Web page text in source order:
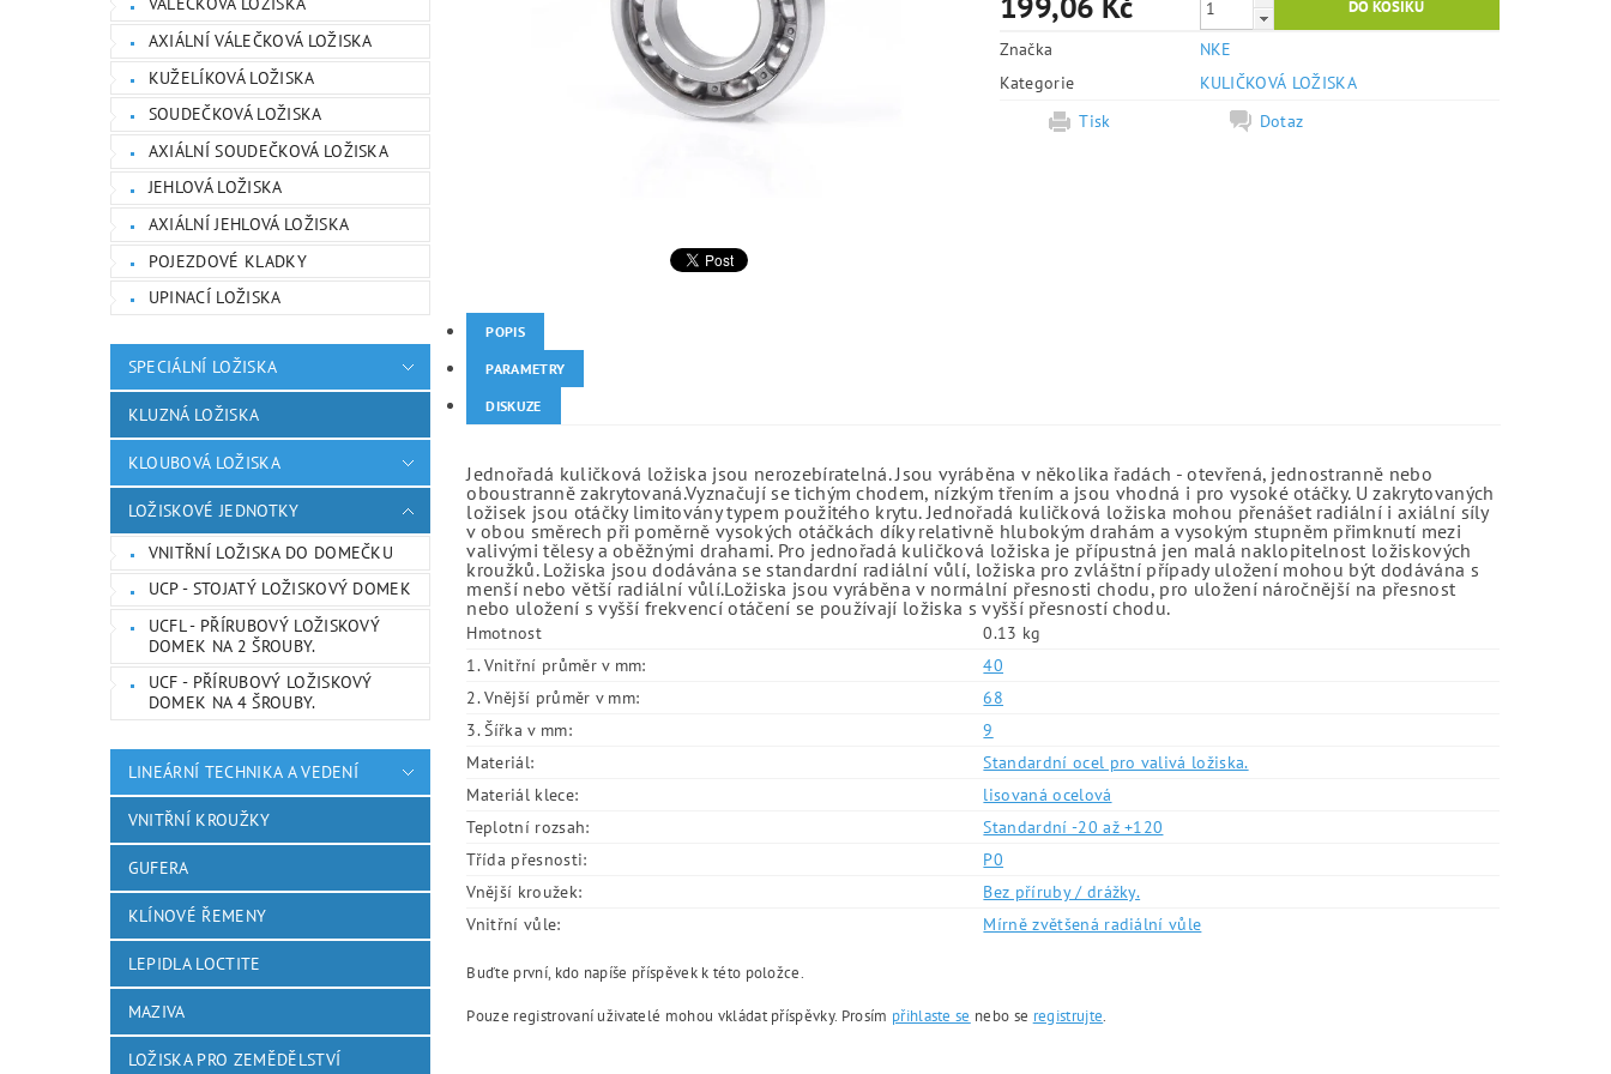
AXIÁLNÍ VÁLEČKOVÁ LOŽISKA
KUŽELÍKOVÁ LOŽISKA
SOUDEČKOVÁ LOŽISKA
AXIÁLNÍ SOUDEČKOVÁ LOŽISKA
JEHLOVÁ LOŽISKA
AXIÁLNÍ JEHLOVÁ LOŽISKA
POJEZDOVÉ KLADKY
UPINACÍ LOŽISKA
SPECIÁLNÍ LOŽISKA
KLUZNÁ LOŽISKA
KLOUBOVÁ LOŽISKA
LOŽISKOVÉ JEDNOTKY
VNITŘNÍ LOŽISKA DO DOMEČKU
UCP - STOJATÝ LOŽISKOVÝ DOMEK
UCFL - PŘÍRUBOVÝ LOŽISKOVÝ
DOMEK NA 2 ŠROUBY.
UCF - PŘÍRUBOVÝ LOŽISKOVÝ
DOMEK NA 4 ŠROUBY.
LINEÁRNÍ TECHNIKA A VEDENÍ
VNITŘNÍ KROUŽKY
GUFERA
KLÍNOVÉ ŘEMENY
LEPIDLA LOCTITE
MAZIVA
LOŽISKA PRO ZEMĚDĚLSTVÍ
Značka
NKE
Kategorie
KULIČKOVÁ LOŽISKA
Tisk
Dotaz
POPIS
PARAMETRY
DISKUZE
Jednořadá kuličková ložiska jsou nerozebíratelná. Jsou vyráběna v několika řadách - otevřená, jednostranně nebo
oboustranně zakrytovaná.Vyznačují se tichým chodem, nízkým třením a jsou vhodná i pro vysoké otáčky. U zakrytovaných
ložisek jsou otáčky limitovány typem použitého krytu. Jednořadá kuličková ložiska mohou přenášet radiální i axiální síly
v obou směrech při poměrně vysokých otáčkách díky relativně hlubokým drahám a vysokým stupněm přimknutí mezi
valivými tělesy a oběžnými drahami. Pro jednořadá kuličková ložiska je přípustná jen malá naklopitelnost ložiskových
kroužků. Ložiska jsou dodávána se standardní radiální vůlí, ložiska pro zvláštní případy uložení mohou být dodávána s
menší nebo větší radiální vůlí.Ložiska jsou vyráběna v normální přesnosti chodu, pro uložení náročnější na přesnost
nebo uložení s vyšší frekvencí otáčení se používají ložiska s vyšší přesností chodu.
Hmotnost
0.13 kg
1. Vnitřní průměr v mm:
40
2. Vnější průměr v mm:
68
3. Šířka v mm:
9
Materiál:
Standardní ocel pro valivá ložiska.
Materiál klece:
lisovaná ocelová
Teplotní rozsah:
Standardní -20 až +120
Třída přesnosti:
P0
Vnější kroužek:
Bez příruby / drážky.
Vnitřní vůle:
Mírně zvětšená radiální vůle
Buďte první, kdo napíše příspěvek k této položce.
Pouze registrovaní uživatelé mohou vkládat příspěvky. Prosím přihlaste se nebo se registrujte.